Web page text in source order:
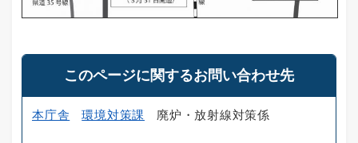
このページに関するお問い合わせ先
本庁舎 環境対策課 廃炉・放射線対策係